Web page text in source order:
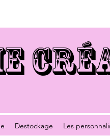
Destockage Les